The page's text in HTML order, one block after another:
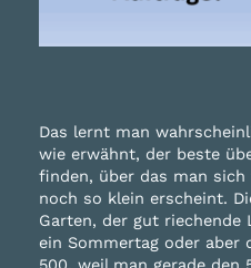
Das lernt man
wie erwähnt, der beste
finden, über das man
noch so klein erscheint.
Garten, der gut riechende
ein Sommertag oder aber